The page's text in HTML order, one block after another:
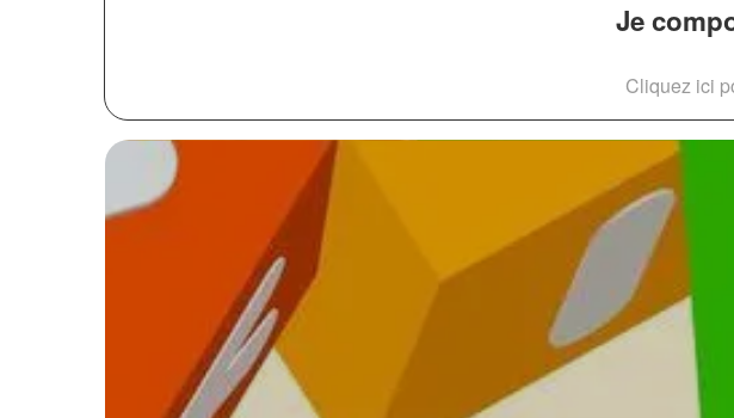
Je
Cliquez ici